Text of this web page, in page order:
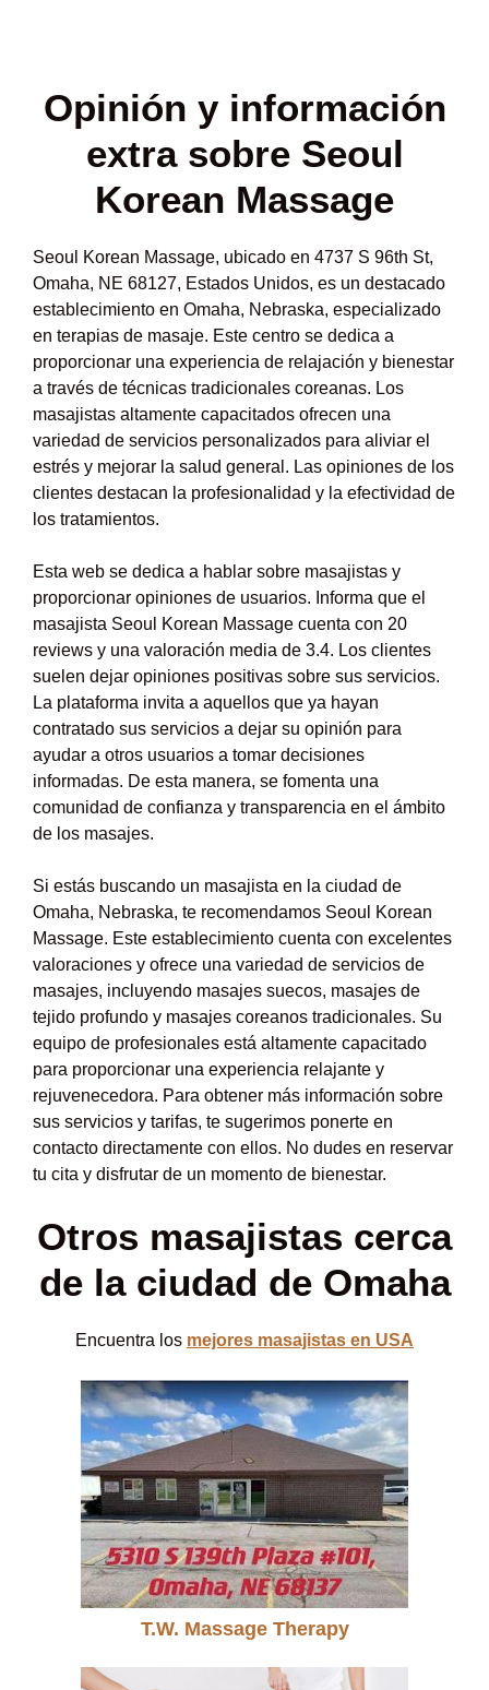
Opinión y información
extra sobre Seoul
Korean Massage
Seoul Korean Massage, ubicado en 4737 S 96th St,
Omaha, NE 68127, Estados Unidos, es un destacado
establecimiento en Omaha, Nebraska, especializado
en terapias de masaje. Este centro se dedica a
proporcionar una experiencia de relajación y bienestar
a través de técnicas tradicionales coreanas. Los
masajistas altamente capacitados ofrecen una
variedad de servicios personalizados para aliviar el
estrés y mejorar la salud general. Las opiniones de los
clientes destacan la profesionalidad y la efectividad de
los tratamientos.
Esta web se dedica a hablar sobre masajistas y
proporcionar opiniones de usuarios. Informa que el
masajista Seoul Korean Massage cuenta con 20
reviews y una valoración media de 3.4. Los clientes
suelen dejar opiniones positivas sobre sus servicios.
La plataforma invita a aquellos que ya hayan
contratado sus servicios a dejar su opinión para
ayudar a otros usuarios a tomar decisiones
informadas. De esta manera, se fomenta una
comunidad de confianza y transparencia en el ámbito
de los masajes.
Si estás buscando un masajista en la ciudad de
Omaha, Nebraska, te recomendamos Seoul Korean
Massage. Este establecimiento cuenta con excelentes
valoraciones y ofrece una variedad de servicios de
masajes, incluyendo masajes suecos, masajes de
tejido profundo y masajes coreanos tradicionales. Su
equipo de profesionales está altamente capacitado
para proporcionar una experiencia relajante y
rejuvenecedora. Para obtener más información sobre
sus servicios y tarifas, te sugerimos ponerte en
contacto directamente con ellos. No dudes en reservar
tu cita y disfrutar de un momento de bienestar.
Otros masajistas cerca
de la ciudad de Omaha
Encuentra los mejores masajistas en USA
T.W. Massage Therapy